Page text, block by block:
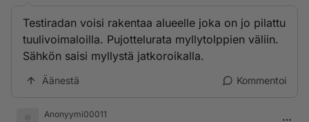
Testiradan voisi rakentaa alueelle joka on jo pilattu
tuulivoimaloilla. Pujottelurata myllytolppien väliin.
Sähkön saisi myllystä jatkoroikalla.
Äänestä Kommentoi
Anonyymi00011